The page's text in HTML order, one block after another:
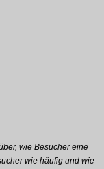
wie Besucher eine
wie häufig und wie